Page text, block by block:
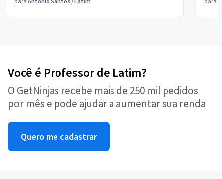
Você é Professor de Latim?
O GetNinjas recebe mais de 250 mil pedidos
por mês e pode ajudar a aumentar sua renda
Quero me cadastrar